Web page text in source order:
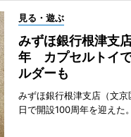
見る・遊ぶ
みずほ銀行根津支
年 カプセルトイ
ルダーも
みずほ銀行根津支店（文
日で開設100周年を迎えた。